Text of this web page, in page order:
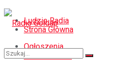
Ludzie Radia
Ogłoszenia
Strona Główna
Pozdrowienia